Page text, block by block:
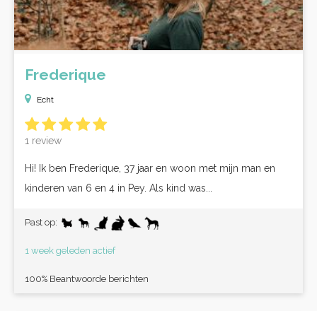
Frederique
Echt
1 review
Hi! Ik ben Frederique, 37 jaar en woon met mijn man en
kinderen van 6 en 4 in Pey. Als kind was...
Past op:
1 week geleden actief
100% Beantwoorde berichten